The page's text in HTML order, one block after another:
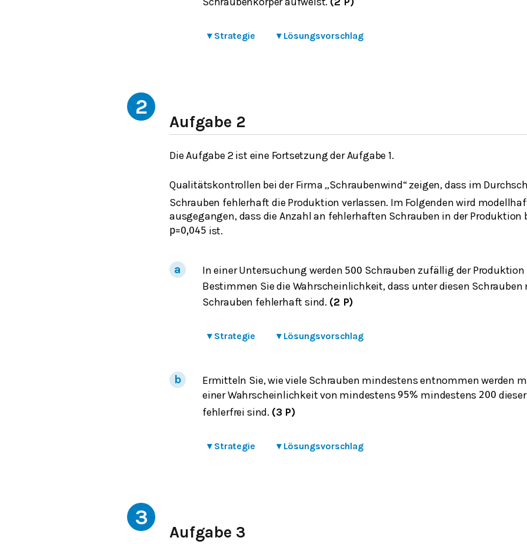
▾ Strategie ▾ Lösungsvorschlag
2
Aufgabe 2
Die Aufgabe 2 ist eine Fortsetzung der Aufgabe 1.
Qualitätskontrollen bei der Firma „Schraubenwind“ zeigen, dass im
Schrauben fehlerhaft die Produktion verlassen. Im Folgenden wird
ausgegangen, dass die Anzahl an fehlerhaften Schrauben in der
p=0,045 ist.
In einer Untersuchung werden 500 Schrauben zufällig der
Bestimmen Sie die Wahrscheinlichkeit, dass unter diesen
Schrauben fehlerhaft sind. (2 P)
▾ Strategie ▾ Lösungsvorschlag
Ermitteln Sie, wie viele Schrauben mindestens entnommen werden
einer Wahrscheinlichkeit von mindestens 95% mindestens 200
fehlerfrei sind. (3 P)
▾ Strategie ▾ Lösungsvorschlag
3
Aufgabe 3